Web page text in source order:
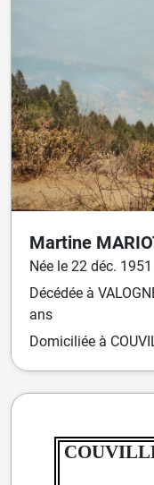
Martine
Née le 22 déc. 1951
Décédée à
ans
Domiciliée à